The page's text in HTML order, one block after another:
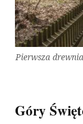
Pierwsza
Góry